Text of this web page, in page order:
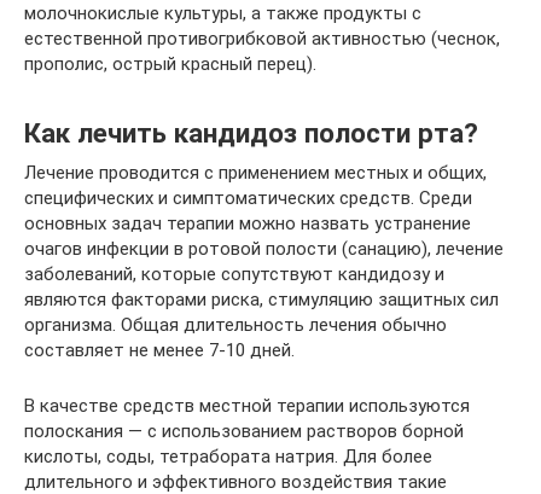
молочнокислые культуры, а также продукты с
естественной противогрибковой активностью (чеснок,
прополис, острый красный перец).
Как лечить кандидоз полости рта?
Лечение проводится с применением местных и общих,
специфических и симптоматических средств. Среди
основных задач терапии можно назвать устранение
очагов инфекции в ротовой полости (санацию), лечение
заболеваний, которые сопутствуют кандидозу и
являются факторами риска, стимуляцию защитных сил
организма. Общая длительность лечения обычно
составляет не менее 7-10 дней.
В качестве средств местной терапии используются
полоскания — с использованием растворов борной
кислоты, соды, тетрабората натрия. Для более
длительного и эффективного воздействия такие